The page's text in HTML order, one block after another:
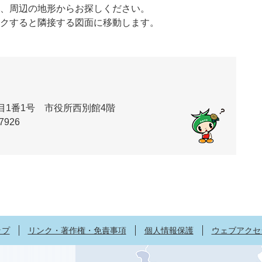
周辺の地形からお探しください。
すると隣接する図面に移動します。
1番1号 市役所西別館4階
リンク・著作権・免責事項 個人情報保護 ウェブアク